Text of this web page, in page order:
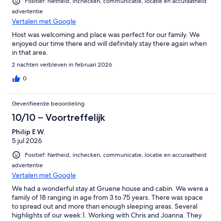
Chris
advertentie
Vertalen met Google
Host was welcoming and place was perfect for our family. We
enjoyed our time there and will definitely stay there again when
in that area.
2 nachten verbleven in februari 2026
0
Geverifieerde beoordeling
10/10 – Voortreffelijk
Philip E W.
5 jul 2026
Positief: Netheid, inchecken, communicatie, locatie en accuraatheid
advertentie
Vertalen met Google
We had a wonderful stay at Gruene house and cabin. We were a
family of 18 ranging in age from 3 to 75 years. There was space
to spread out and more than enough sleeping areas. Several
highlights of our week:1. Working with Chris and Joanna. They